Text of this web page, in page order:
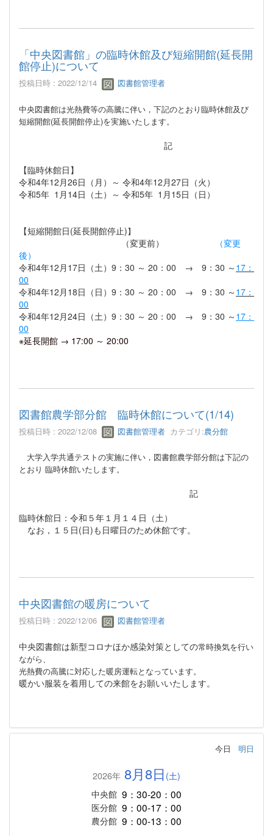
「中央図書館」の臨時休館及び短縮開館(延長開
館停止)について
投稿日時 : 2022/12/14 図書館管理者
中央図書館は光熱費等の高騰に伴い，下記のとおり臨時休館及び
短縮開館(延長開館停止)を実施いたします。
記
【臨時休館日】
令和4年12月26日（月）～ 令和4年12月27日（火）
令和5年 1月14日（土）～ 令和5年 1月15日（日）
【短縮開館日(延長開館停止)】
（変更前）
（変更
後）
令和4年12月17日（土）9：30 ～ 20：00 → 9：30 ～ 17：
00
令和4年12月18日（日）9：30 ～ 20：00 → 9：30 ～ 17：
00
令和4年12月24日（土）9：30 ～ 20：00 → 9：30 ～ 17：
00
※延長開館 → 17:00 ～ 20:00
図書館農学部分館 臨時休館について(1/14)
投稿日時 : 2022/12/08 図書館管理者 カテゴリ:農分館
大学入学共通テストの実施に伴い，図書館農学部分館は下記の
とおり 臨時休館いたします。
記
臨時休館日：令和５年１月１４日（土）
なお，１５日(日)も日曜日のため休館です。
中央図書館の暖房について
投稿日時 : 2022/12/06 図書館管理者
中央図書館は新型コロナほか感染対策としての常時換気を行い
ながら、
光熱費の高騰に対応した暖房運転と なっています。
暖かい服装を着用しての来館をお願いいたします。
今日 明日
2026年 8月8日 (土)
中央館 9：30-20：00
医分館 9：00-17：00
農分館 9：00-13：00